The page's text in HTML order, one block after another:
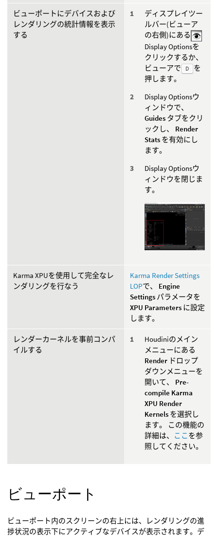
ビューポートにデバイスおよび
レンダリングの統計情報を表示
する
ディスプレイツー
ルバー(ビューア
の右側)にある
Display Optionsを
クリックするか、
ビューアで
D
を
押します。
Display Optionsウ
ィンドウで、
Guides タブをクリ
ックし、 Render
Stats を有効にし
ます。
Display Optionsウ
ィンドウを閉じま
す。
Karma XPUを使用して完全なレ
ンダリングを行なう
Karma Render Settings
LOPで、 Engine
Settings パラメータを
XPU Parameters に設定
します。
レンダーカーネルを事前コンパ
イルする
Houdiniのメイン
メニューにある
Render ドロップ
ダウンメニューを
開いて、 Pre-
compile Karma
XPU Render
Kernels を選択し
ます。 この機能の
詳細は、
ここを参
照してください。
ビューポート
ビューポート内のスクリーンの右上には、レンダリングの進
捗状況の表示下にアクティブなデバイスが表示されます。デ